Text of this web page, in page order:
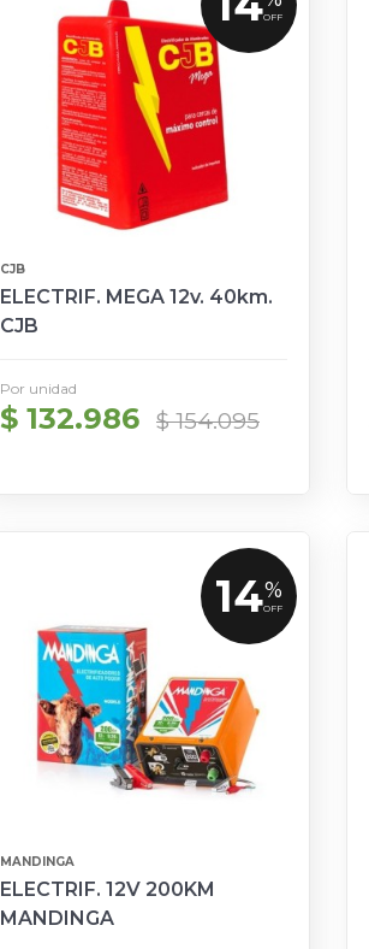
OFF
CJB
ELECTRIF. MEGA 12v. 40km.
CJB
Por unidad
$ 132.986 $ 154.095
14%
OFF
MANDINGA
ELECTRIF. 12V 200KM
MANDINGA